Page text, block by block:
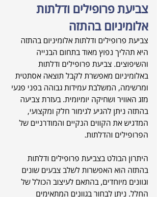
צביעת פרופילים ודלתות
אלומיניום בהתזה
צביעת פרופילים ודלתות אלומיניום בהתזה
היא תהליך נפוץ מאוד בתחום הבנייה
והשיפוצים. צביעת פרופילים ודלתות
באלומיניום מאפשרת לקבל תוצאה אסתטית
ומרשימה, המשלבת עמידות גבוהה בפני פגעי
מזג האוויר ושחיקה יומיומית. בעזרת צביעה
בהתזה ניתן להגיע לגימור חלק ומקצועי,
המדגיש את הקווים הנקיים והמודרניים של
הפרופילים והדלתות.
היתרון הבולט בצביעת פרופילים ודלתות
בהתזה הוא האפשרות לשלב צבעים שונים
וגוונים מיוחדים, בהתאם לעיצוב הכולל של
החלל. ניתן לבחור בגוונים המתאימים